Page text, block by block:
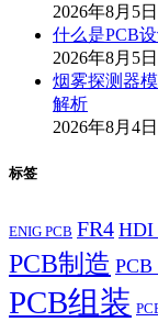
2026年8月5日
什么是PCB
2026年8月5日
烟雾探测器
解析
2026年8月4日
标签
ENIG PCB FR4 HDI
PCB制造 PCB
PCB组装